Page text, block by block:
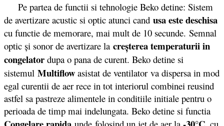
Pe partea de functii si tehnologie Beko detine: Sistem
de avertizare acustic si optic atunci cand usa este deschisa
cu functie de memorare, mai mult de 10 secunde. Semnal
optic şi sonor de avertizare la creşterea temperaturii in
congelator dupa o pana de curent. Beko detine si
sistemul Multiflow asistat de ventilator va dispersa in mod
egal curentii de aer rece in tot interiorul combinei reusind
astfel sa pastreze alimentele in conditiile initiale pentru o
perioada de timp mai indelungata. Beko detine si functia